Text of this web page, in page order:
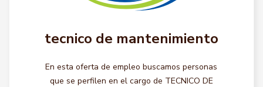
tecnico de mantenimiento
En esta oferta de empleo buscamos personas
que se perfilen en el cargo de TECNICO DE